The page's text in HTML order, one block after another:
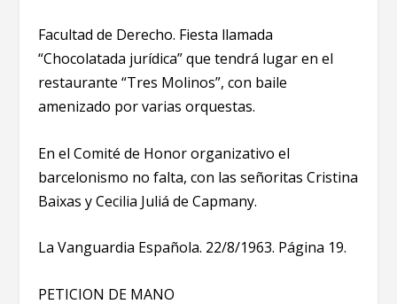
Facultad de Derecho. Fiesta llamada
“Chocolatada jurídica” que tendrá lugar en el
restaurante “Tres Molinos”, con baile
amenizado por varias orquestas.
En el Comité de Honor organizativo el
barcelonismo no falta, con las señoritas Cristina
Baixas y Cecilia Juliá de Capmany.
La Vanguardia Española. 22/8/1963. Página 19.
PETICION DE MANO